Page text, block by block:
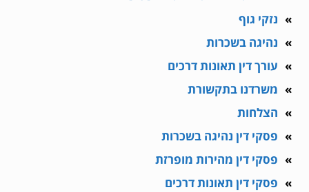
נזקי גוף
נהיגה בשכרות
עורך דין תאונות דרכים
משרדנו בתקשורת
הצלחות
פסקי דין נהיגה בשכרות
פסקי דין מהירות מופרזת
פסקי דין תאונות דרכים